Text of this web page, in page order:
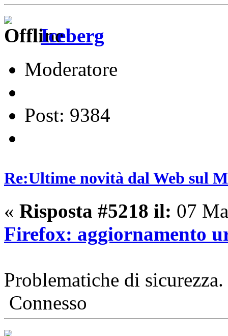
Iceberg
Moderatore
Post: 9384
Re:Ultime novità dal Web sul
« Risposta #5218 il: 07
Firefox: aggiornamento
Problematiche di sicurezza.
Connesso